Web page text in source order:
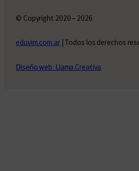
© Copyright 2020 – 2026
eduvim.com.ar| Todos los derechos
Diseño web: Llama Creativa